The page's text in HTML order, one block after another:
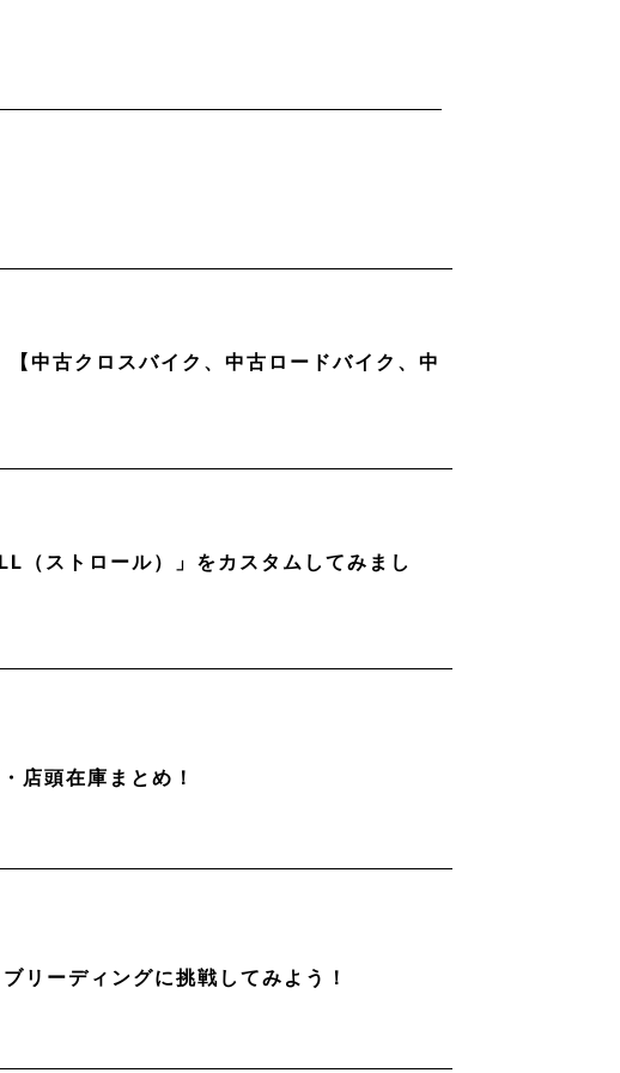
中古クロスバイク、中古ロードバイク、中
（ストロール）」をカスタムしてみまし
店頭在庫まとめ！
リーディングに挑戦してみよう！